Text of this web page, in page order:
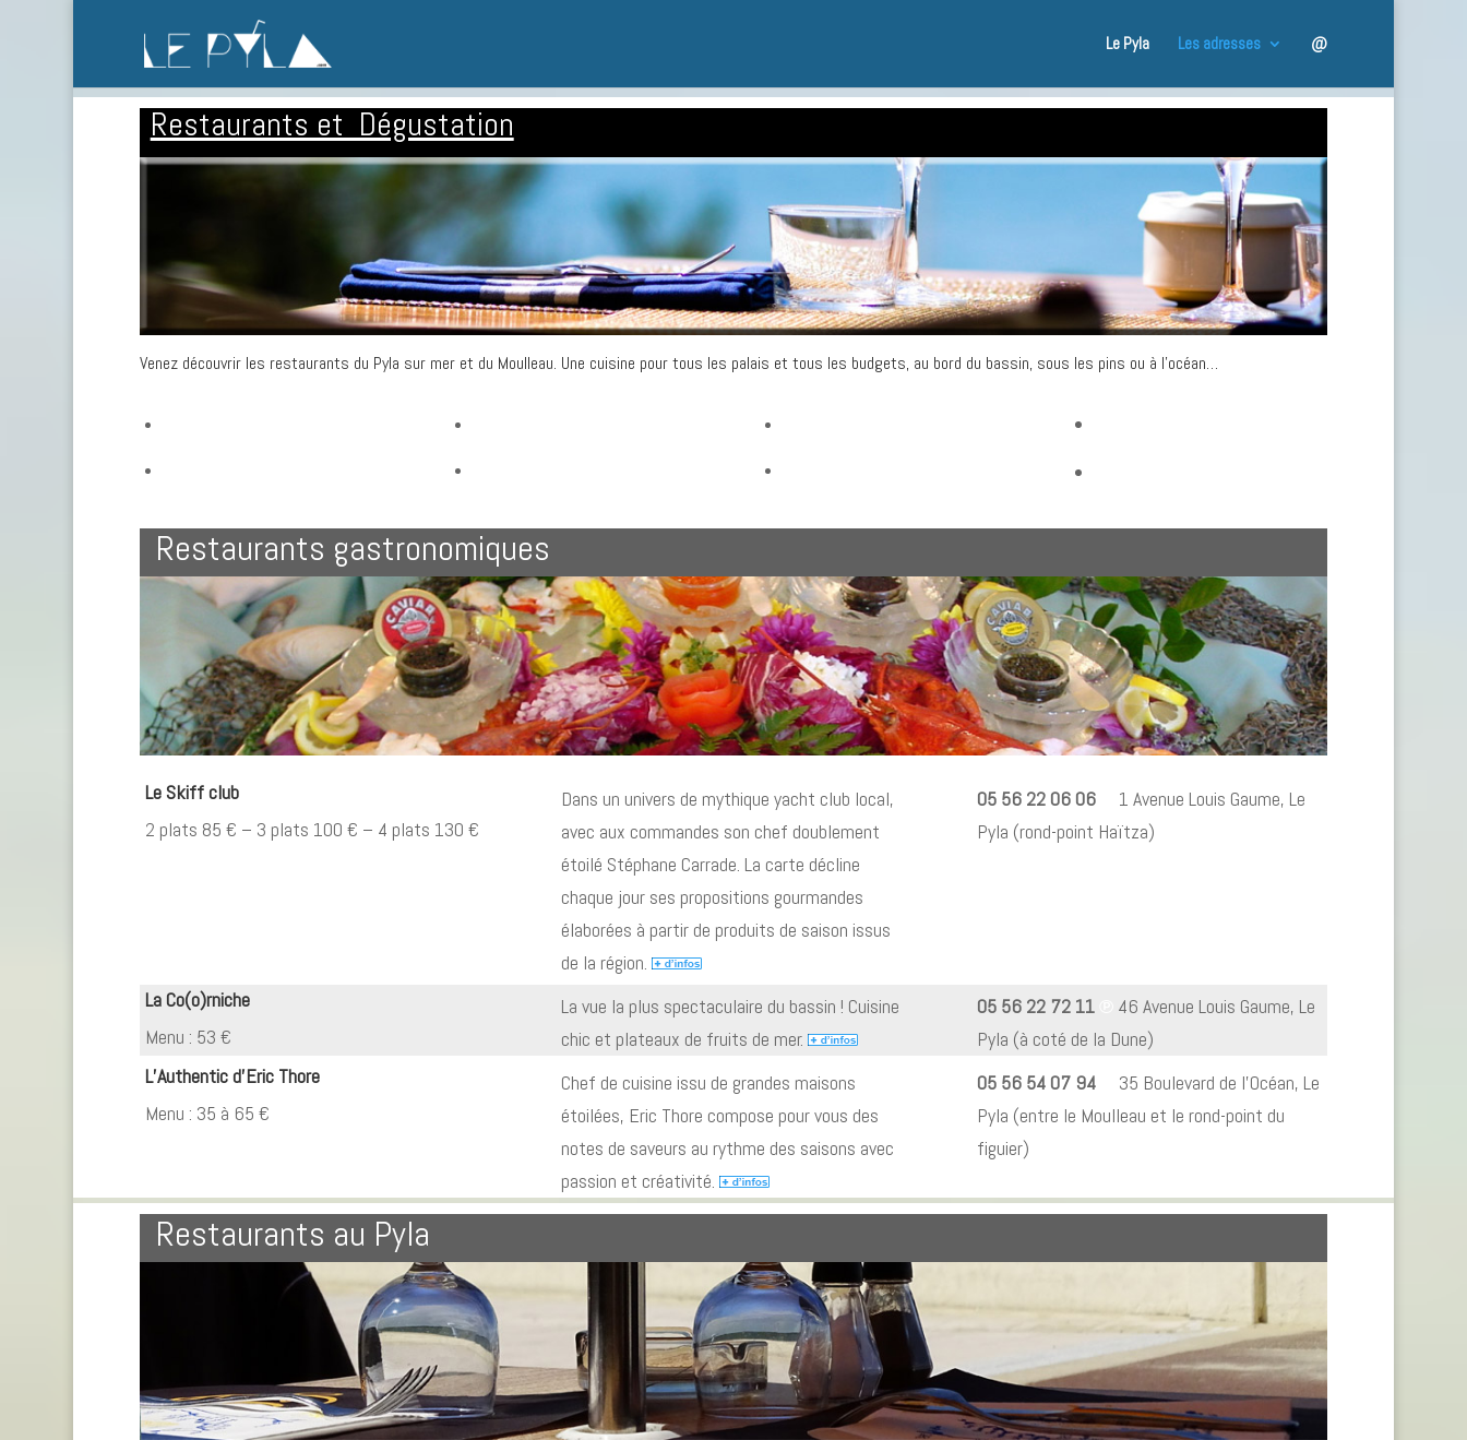
Le Pyla Les adresses @
Restaurants et Dégustation
Venez découvrir les restaurants du Pyla sur mer et du Moulleau. Une cuisine pour tous les palais et tous les budgets, au bord du bassin, sous les pins ou à l’océan…
Restaurants gastronomiques
Le Skiff club
2 plats 85 € – 3 plats 100 € – 4 plats 130 €
Dans un univers de mythique yacht club local,
avec aux commandes son chef doublement
étoilé Stéphane Carrade. La carte décline
chaque jour ses propositions gourmandes
élaborées à partir de produits de saison issus
de la région.
05 56 22 06 06
1 Avenue Louis Gaume, Le
Pyla (rond-point Haïtza)
La Co(o)rniche
Menu : 53 €
La vue la plus spectaculaire du bassin ! Cuisine
chic et plateaux de fruits de mer.
05 56 22 72 11
46 Avenue Louis Gaume, Le
Pyla (à coté de la Dune)
L’Authentic d’Eric Thore
Menu : 35 à 65 €
Chef de cuisine issu de grandes maisons
étoilées, Eric Thore compose pour vous des
notes de saveurs au rythme des saisons avec
passion et créativité.
05 56 54 07 94
35 Boulevard de l’Océan, Le
Pyla (entre le Moulleau et le rond-point du
figuier)
Restaurants au Pyla